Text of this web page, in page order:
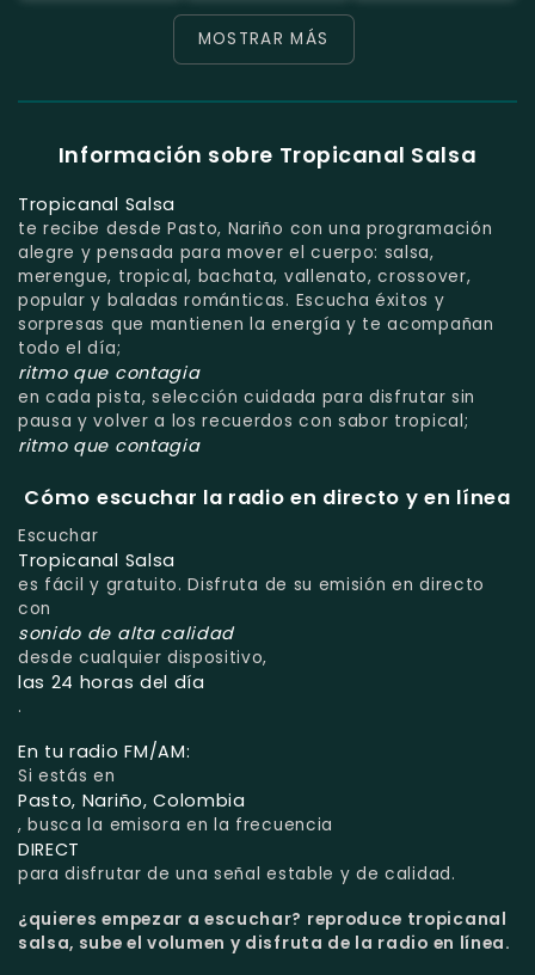
MOSTRAR MÁS
Información sobre Tropicanal Salsa
Tropicanal Salsa
te recibe desde Pasto, Nariño con una programación
alegre y pensada para mover el cuerpo: salsa,
merengue, tropical, bachata, vallenato, crossover,
popular y baladas románticas. Escucha éxitos y
sorpresas que mantienen la energía y te acompañan
todo el día;
ritmo que contagia
en cada pista, selección cuidada para disfrutar sin
pausa y volver a los recuerdos con sabor tropical;
ritmo que contagia
Cómo escuchar la radio en directo y en línea
Escuchar
Tropicanal Salsa
es fácil y gratuito. Disfruta de su emisión en directo
con
sonido de alta calidad
desde cualquier dispositivo,
las 24 horas del día
.
En tu radio FM/AM:
Si estás en
Pasto, Nariño, Colombia
, busca la emisora en la frecuencia
DIRECT
para disfrutar de una señal estable y de calidad.
¿quieres empezar a escuchar? reproduce tropicanal
salsa, sube el volumen y disfruta de la radio en línea.